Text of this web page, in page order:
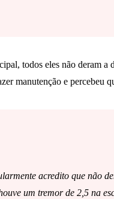
todos eles não deram
manutenção e percebeu
acredito que não
um tremor de 2,5 na